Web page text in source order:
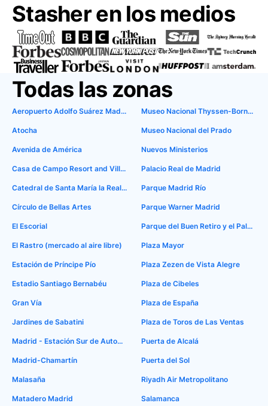
Stasher en los medios
Todas las zonas
Aeropuerto Adolfo Suárez Madrid-Barajas
Atocha
Avenida de América
Casa de Campo Resort and Villas
Catedral de Santa María la Real de la Almudena
Círculo de Bellas Artes
El Escorial
El Rastro (mercado al aire libre)
Estación de Príncipe Pío
Estadio Santiago Bernabéu
Gran Vía
Jardines de Sabatini
Madrid - Estación Sur de Autobuses
Madrid-Chamartín
Malasaña
Matadero Madrid
Museo Nacional Thyssen-Bornemisza
Museo Nacional del Prado
Nuevos Ministerios
Palacio Real de Madrid
Parque Madrid Río
Parque Warner Madrid
Parque del Buen Retiro y el Palacio de Cristal
Plaza Mayor
Plaza Zezen de Vista Alegre
Plaza de Cibeles
Plaza de España
Plaza de Toros de Las Ventas
Puerta de Alcalá
Puerta del Sol
Riyadh Air Metropolitano
Salamanca